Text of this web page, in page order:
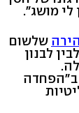
מושג".
שלשום
לבין לבנון
ב"הפחדה